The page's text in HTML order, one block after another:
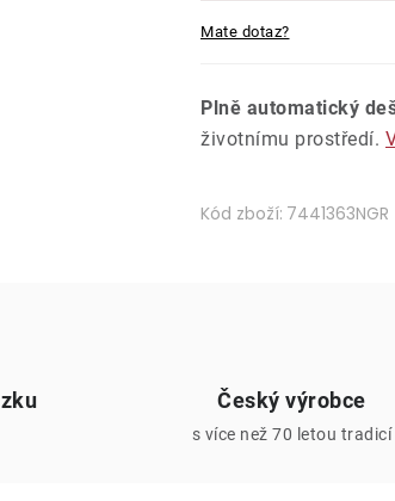
Mate dotaz?
Plně automatický
životnímu prostředí.
Kód zboží: 7441363NGR
Český výrobce
s více než 70 letou tradicí